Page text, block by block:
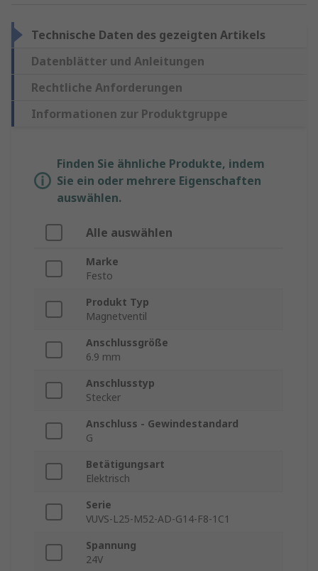
Technische Daten des gezeigten Artikels
Datenblätter und Anleitungen
Rechtliche Anforderungen
Informationen zur Produktgruppe
Finden Sie ähnliche Produkte, indem
Sie ein oder mehrere Eigenschaften
auswählen.
Alle auswählen
Marke
Festo
Produkt Typ
Magnetventil
Anschlussgröße
6.9 mm
Anschlusstyp
Stecker
Anschluss - Gewindestandard
G
Betätigungsart
Elektrisch
Serie
VUVS-L25-M52-AD-G14-F8-1C1
Spannung
24V